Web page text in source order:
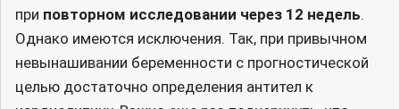
при повторном исследовании через 12 недель.
Однако имеются исключения. Так, при привычном
невынашивании беременности с прогностической
целью достаточно определения антител к